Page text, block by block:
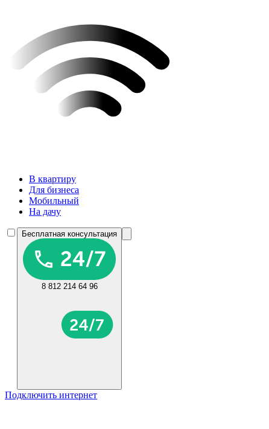
В квартиру
Для бизнеса
Мобильный
На дачу
Бесплатная консультация
8 812 214 64 96
Подключить интернет